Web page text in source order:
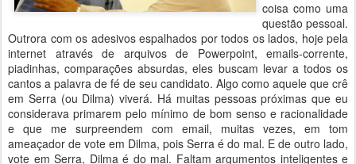
coisa como uma
questão pessoal.
Outrora com os adesivos espalhados por todos os lados, hoje pela
internet através de arquivos de Powerpoint, emails-corrente,
piadinhas, comparações absurdas, eles buscam levar a todos os
cantos a palavra de fé de seu candidato. Algo como aquele que crê
em Serra (ou Dilma) viverá. Há muitas pessoas próximas que eu
considerava primarem pelo mínimo de bom senso e racionalidade
e que me surpreendem com email, muitas vezes, em tom
ameaçador de vote em Dilma, pois Serra é do mal. E de outro lado,
vote em Serra, Dilma é do mal. Faltam argumentos inteligentes e